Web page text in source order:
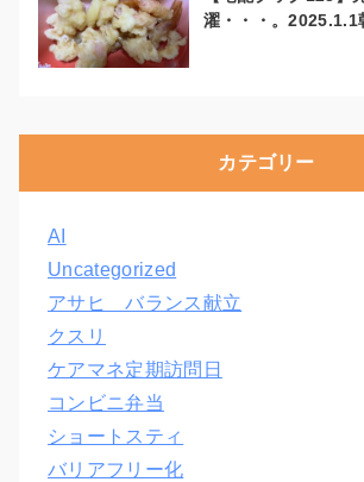
濯・・・。2025.1.1
カテゴリー
AI
Uncategorized
アサヒ バランス献立
クスリ
ケアマネ定期訪問日
コンビニ弁当
ショートスティ
バリアフリー化